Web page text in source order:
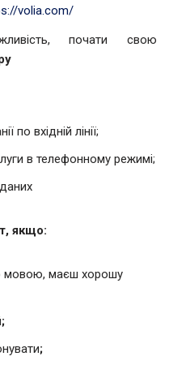
volia.com/
почати свою
по вхідній лінії;
в телефонному режимі;
якщо:
мовою, маєш хорошу
;
;